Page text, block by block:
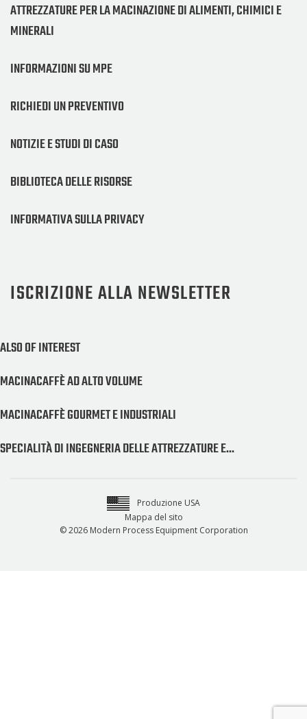
ATTREZZATURE PER LA MACINAZIONE DI ALIMENTI, CHIMICI E
MINERALI
INFORMAZIONI SU MPE
RICHIEDI UN PREVENTIVO
NOTIZIE E STUDI DI CASO
BIBLIOTECA DELLE RISORSE
INFORMATIVA SULLA PRIVACY
ISCRIZIONE ALLA NEWSLETTER
ALSO OF INTEREST
MACINACAFFÈ AD ALTO VOLUME
MACINACAFFÈ GOURMET E INDUSTRIALI
SPECIALITÀ DI INGEGNERIA DELLE ATTREZZATURE E...
Produzione USA
Mappa del sito
© 2026 Modern Process Equipment Corporation